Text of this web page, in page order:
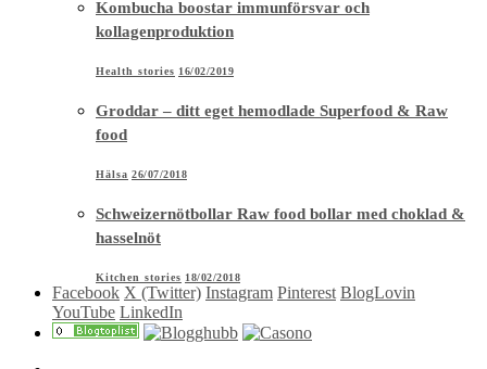
Kombucha boostar immunförsvar och
kollagenproduktion
Health stories 16/02/2019
Groddar – ditt eget hemodlade Superfood & Raw
food
Hälsa 26/07/2018
Schweizernötbollar Raw food bollar med choklad &
hasselnöt
Kitchen stories 18/02/2018
Facebook X (Twitter) Instagram Pinterest BlogLovin
YouTube LinkedIn